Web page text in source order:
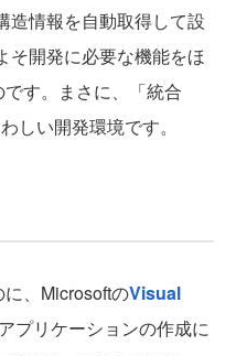
造情報を自動取得して設
そ開発に必要な機能をほ
す。まさに、「統合
しい開発環境です。
、MicrosoftのVisual
プリケーションの作成に